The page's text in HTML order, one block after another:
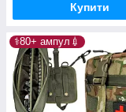
Купити
⚕️80+ ампул💉